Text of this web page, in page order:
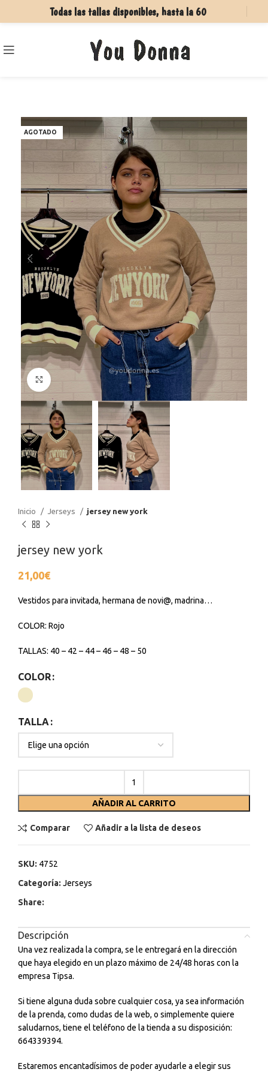
Todas las tallas disponibles, hasta la 60
AGOTADO
Haga Click para agrandar
Inicio Jerseys jersey new york
jersey new york
21,00€
Vestidos para invitada, hermana de novi@, madrina…
COLOR: Rojo
TALLAS: 40 – 42 – 44 – 46 – 48 – 50
COLOR
TALLA
AÑADIR AL CARRITO
Comparar Añadir a la lista de deseos
SKU: 4752
Categoría: Jerseys
Share:
Descripción
Una vez realizada la compra, se le entregará en la dirección
que haya elegido en un plazo máximo de 24/48 horas con la
empresa Tipsa.
Si tiene alguna duda sobre cualquier cosa, ya sea información
de la prenda, como dudas de la web, o simplemente quiere
saludarnos, tiene el teléfono de la tienda a su disposición:
664339394.
Estaremos encantadísimos de poder ayudarle a elegir sus